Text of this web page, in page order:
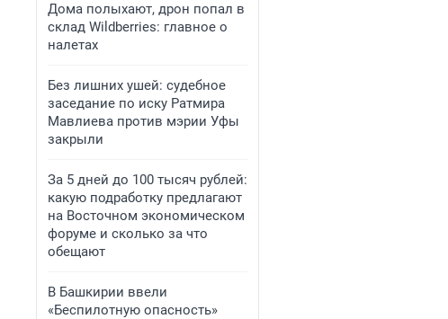
Дома полыхают, дрон попал в
склад Wildberries: главное о
налетах
Без лишних ушей: судебное
заседание по иску Ратмира
Мавлиева против мэрии Уфы
закрыли
За 5 дней до 100 тысяч рублей:
какую подработку предлагают
на Восточном экономическом
форуме и сколько за что
обещают
В Башкирии ввели
«Беспилотную опасность»